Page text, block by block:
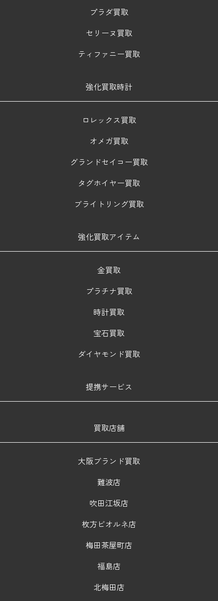
プラダ買取
セリーヌ買取
ティファニー買取
強化買取時計
ロレックス買取
オメガ買取
グランドセイコー買取
タグホイヤー買取
ブライトリング買取
強化買取アイテム
金買取
プラチナ買取
時計買取
宝石買取
ダイヤモンド買取
提携サービス
買取店舗
大阪ブランド買取
難波店
吹田江坂店
枚方ビオルネ店
梅田茶屋町店
福島店
北梅田店